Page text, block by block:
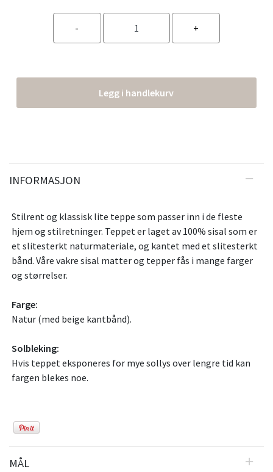
Legg i handlekurv
INFORMASJON
Stilrent og klassisk lite teppe som passer inn i de fleste
hjem og stilretninger. Teppet er laget av 100% sisal som er
et slitesterkt naturmateriale, og kantet med et slitesterkt
bånd. Våre vakre sisal matter og tepper fås i mange farger
og størrelser.
Farge:
Natur (med beige kantbånd).
Solbleking:
Hvis teppet eksponeres for mye sollys over lengre tid kan
fargen blekes noe.
MÅL